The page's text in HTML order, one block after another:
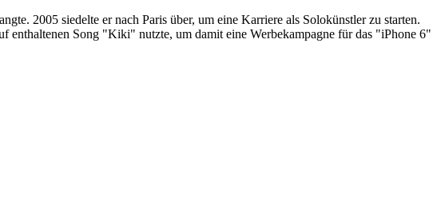
2005 siedelte er nach Paris über, um eine Karriere als ­Solokünstler zu starten.
Song "Kiki" nutzte, um damit eine Werbekampagne für das "iPhone 6"